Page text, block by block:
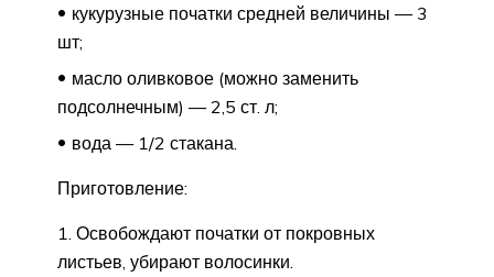
кукурузные початки средней величины — 3
шт;
масло оливковое (можно заменить
подсолнечным) — 2,5 ст. л;
вода — 1/2 стакана.
Приготовление:
Освобождают початки от покровных
листьев, убирают волосинки.